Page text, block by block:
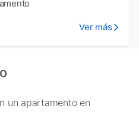
Ver más
un apartamento en